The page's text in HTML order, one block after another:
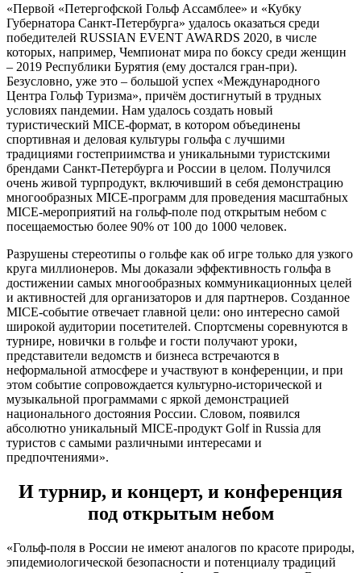
«Первой «Петергофской Гольф Ассамблее» и «Кубку
Губернатора Санкт-Петербурга» удалось оказаться среди
победителей RUSSIAN EVENT AWARDS 2020, в числе
которых, например, Чемпионат мира по боксу среди женщин
– 2019 Республики Бурятия (ему достался гран-при).
Безусловно, уже это – большой успех «Международного
Центра Гольф Туризма», причём достигнутый в трудных
условиях пандемии. Нам удалось создать новый
туристический МICE-формат, в котором объединены
спортивная и деловая культуры гольфа с лучшими
традициями гостеприимства и уникальными туристскими
брендами Санкт-Петербурга и России в целом. Получился
очень живой турпродукт, включивший в себя демонстрацию
многообразных МICE-программ для проведения масштабных
МICE-мероприятий на гольф-поле под открытым небом с
посещаемостью более 90% от 100 до 1000 человек.
Разрушены стереотипы о гольфе как об игре только для узкого
круга миллионеров. Мы доказали эффективность гольфа в
достижении самых многообразных коммуникационных целей
и активностей для организаторов и для партнеров. Созданное
МICE-событие отвечает главной цели: оно интересно самой
широкой аудитории посетителей. Спортсмены соревнуются в
турнире, новички в гольфе и гости получают уроки,
представители ведомств и бизнеса встречаются в
неформальной атмосфере и участвуют в конференции, и при
этом событие сопровождается культурно-исторической и
музыкальной программами с яркой демонстрацией
национального достояния России. Словом, появился
абсолютно уникальный МICE-продукт Golf in Russia для
туристов с самыми различными интересами и
предпочтениями».
И турнир, и концерт, и конференция
под открытым небом
«Гольф-поля в России не имеют аналогов по красоте природы,
эпидемиологической безопасности и потенциалу традиций